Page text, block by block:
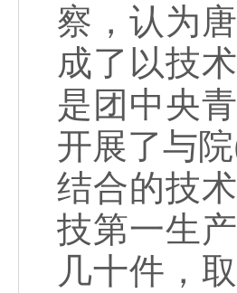
察，认为
成了以技
是团中央
开展了与
结合的技
技第一生
几十件，